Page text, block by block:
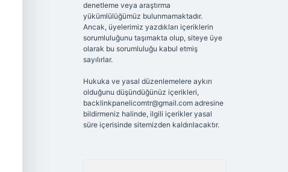
denetleme veya araştırma
yükümlülüğümüz bulunmamaktadır.
Ancak, üyelerimiz yazdıkları içeriklerin
sorumluluğunu taşımakta olup, siteye üye
olarak bu sorumluluğu kabul etmiş
sayılırlar.
Hukuka ve yasal düzenlemelere aykırı
olduğunu düşündüğünüz içerikleri,
backlinkpanelicomtr@gmail.comadresine
bildirmeniz halinde, ilgili içerikler yasal
süre içerisinde sitemizden kaldırılacaktır.